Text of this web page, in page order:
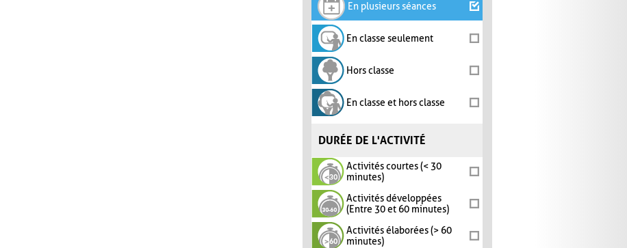
En plusieurs séances
En classe seulement
Hors classe
En classe et hors classe
DURÉE DE L'ACTIVITÉ
Activités courtes (< 30
minutes)
Activités développées
(Entre 30 et 60 minutes)
Activités élaborées (> 60
minutes)